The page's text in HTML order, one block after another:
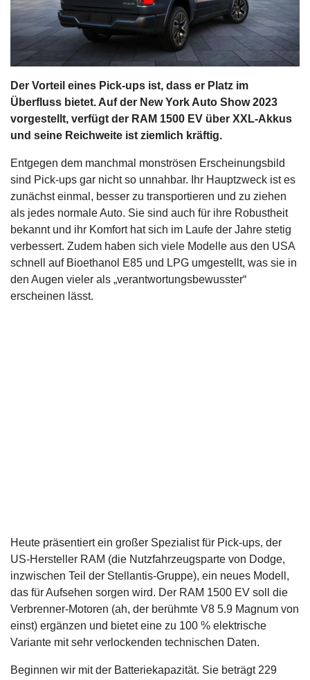
Der Vorteil eines Pick-ups ist, dass er Platz im
Überfluss bietet. Auf der New York Auto Show 2023
vorgestellt, verfügt der RAM 1500 EV über XXL-Akkus
und seine Reichweite ist ziemlich kräftig.
Entgegen dem manchmal monströsen Erscheinungsbild
sind Pick-ups gar nicht so unnahbar. Ihr Hauptzweck ist es
zunächst einmal, besser zu transportieren und zu ziehen
als jedes normale Auto. Sie sind auch für ihre Robustheit
bekannt und ihr Komfort hat sich im Laufe der Jahre stetig
verbessert. Zudem haben sich viele Modelle aus den USA
schnell auf Bioethanol E85 und LPG umgestellt, was sie in
den Augen vieler als „verantwortungsbewusster“
erscheinen lässt.
Heute präsentiert ein großer Spezialist für Pick-ups, der
US-Hersteller RAM (die Nutzfahrzeugsparte von Dodge,
inzwischen Teil der Stellantis-Gruppe), ein neues Modell,
das für Aufsehen sorgen wird. Der RAM 1500 EV soll die
Verbrenner-Motoren (ah, der berühmte V8 5.9 Magnum von
einst) ergänzen und bietet eine zu 100 % elektrische
Variante mit sehr verlockenden technischen Daten.
Beginnen wir mit der Batteriekapazität. Sie beträgt 229